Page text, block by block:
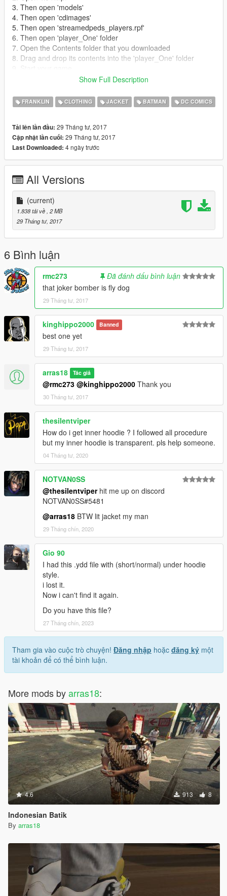
3. Then open 'models'
4. Then open 'cdimages'
5. Then open 'streamedpeds_players.rpf'
6. Then open 'player_One' folder
7. Open the Contents folder that you downloaded
8. Drag and drop its contents into the 'player_One' folder
I am sorry, i am still a newbie
Show Full Description
FRANKLIN CLOTHING JACKET BATMAN DC COMICS
Tải lên lần đầu: 29 Tháng tư, 2017
Cập nhật lần cuối: 29 Tháng tư, 2017
Last Downloaded: 4 ngày trước
All Versions
(current)
1.838 tải về , 2 MB
29 Tháng tư, 2017
6 Bình luận
rmc273
Đã đánh dấu bình luận
that joker bomber is fly dog
29 Tháng tư, 2017
kinghippo2000 Banned
best one yet
29 Tháng tư, 2017
arras18 Tác giả
@rmc273 @kinghippo2000 Thank you
30 Tháng tư, 2017
thesilentviper
How do i get inner hoodie ? I followed all procedure
but my inner hoodie is transparent. pls help someone.
04 Tháng tư, 2020
NOTVAN0SS
@thesilentviperhit me up on discord
NOTVAN0SS#5481
@arras18 BTW lit jacket my man
29 Tháng chín, 2020
Gio 90
I had this .ydd file with (short/normal) under hoodie
style.
i lost it.
Now i can't find it again.
Do you have this file?
27 Tháng chín, 2023
Tham gia vào cuộc trò chuyện! Đăng nhập hoặc đăng ký một
tài khoản để có thể bình luận.
More mods byarras18:
4.6 913 8
Indonesian Batik
By arras18